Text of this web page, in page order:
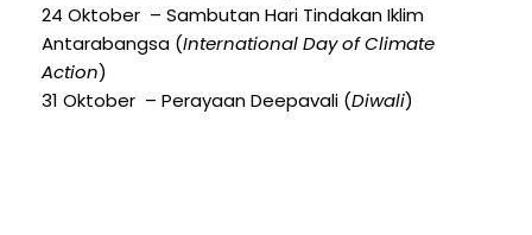
24 Oktober – Sambutan Hari Tindakan Iklim
Antarabangsa (International Day of Climate
Action)
31 Oktober – Perayaan Deepavali (Diwali)